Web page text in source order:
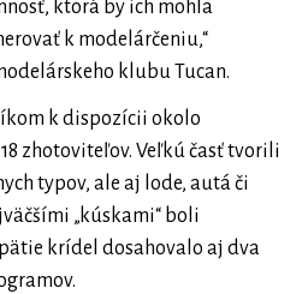
ktorá by ich mohla
k modelárčeniu,“
klubu Tucan.
k dispozícii okolo
zhotoviteľov. Veľkú časť tvorili
typov, ale aj lode, autá či
„kúskami“ boli
krídel dosahovalo aj dva